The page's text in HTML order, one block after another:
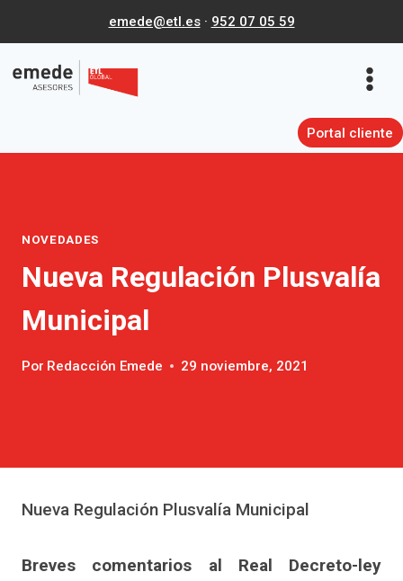
al
contenido
emede@etl.es· 952 07 05 59
Portal cliente
NOVEDADES
Nueva Regulación Plusvalía
Municipal
Por Redacción Emede 29 noviembre, 2021
Nueva Regulación Plusvalía Municipal
Breves comentarios al Real Decreto-ley